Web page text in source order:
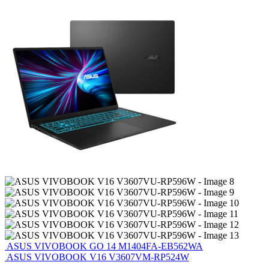
ASUS VIVOBOOK GO 14 M1404FA-EB562WA
ASUS VIVOBOOK V16 V3607VM-RP524W